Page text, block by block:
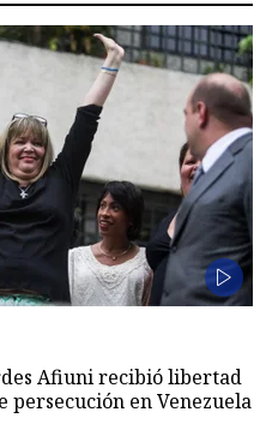
Afiuni recibió libertad
persecución en Venezuela